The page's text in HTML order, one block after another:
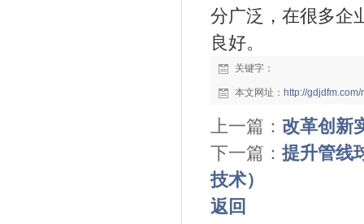
分广泛，在很多企
良好。
关键字：
本文网址： http://
上一篇： 改革创新
下一篇： 提升管线
技术）
返回